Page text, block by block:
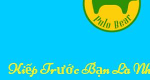
Kiếp Trước Bạn Là